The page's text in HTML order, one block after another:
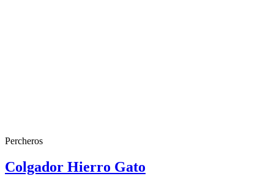
Percheros
Colgador Hierro Gato